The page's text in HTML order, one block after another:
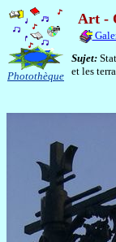
Photothèque
Art -
Sujet:
et les